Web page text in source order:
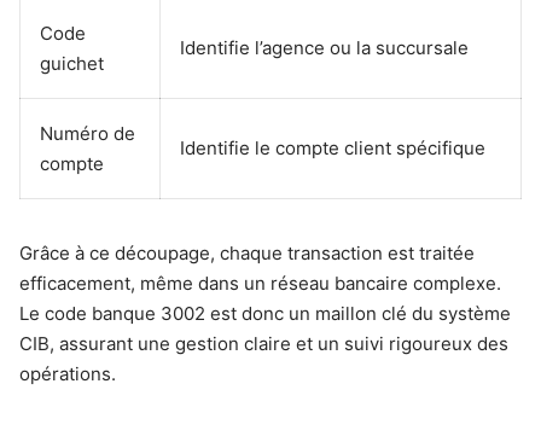
Code
guichet
Identifie l’agence ou la succursale
Numéro de
compte
Identifie le compte client spécifique
Grâce à ce découpage, chaque transaction est traitée
efficacement, même dans un réseau bancaire complexe.
Le code banque 3002 est donc un maillon clé du système
CIB, assurant une gestion claire et un suivi rigoureux des
opérations.